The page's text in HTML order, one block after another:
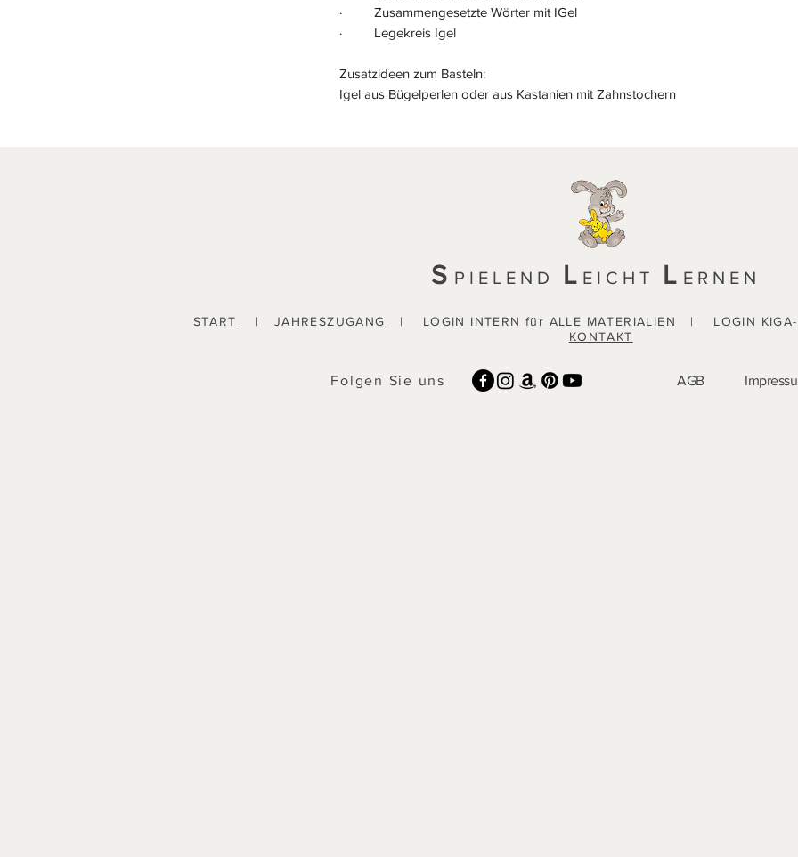
· Zusammengesetzte Wörter mit IGel
· Legekreis Igel
Zusatzideen zum Basteln:
Igel aus Bügelperlen oder aus Kastanien mit Zahnstochern
S PIELEND L EICHT L ERNEN
START | JAHRESZUGANG | LOGIN INTERN für ALLE MATERIALIEN | LOGIN
KONTAKT
Folgen Sie uns AGB